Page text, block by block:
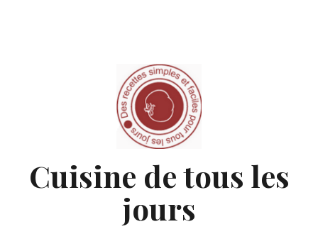
Cuisine de tous les
jours